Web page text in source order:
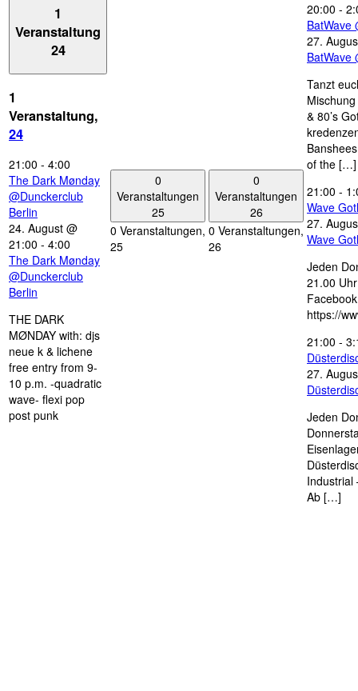
1
Veranstaltung
24
1
Veranstaltung,
24
21:00 - 4:00
The Dark Mønday
@Dunckerclub
Berlin
24. August @
21:00 - 4:00
The Dark Mønday
@Dunckerclub
Berlin
THE DARK
MØNDAY with: djs
neue k & lichene
free entry from 9-
10 p.m. -quadratic
wave- flexi pop
post punk
0
Veranstaltungen
25
0 Veranstaltungen,
25
0
Veranstaltungen
26
0 Veranstaltungen,
26
20:00 -
BatWave
27.
BatWave
Tanzt
& 80’s
of the […]
21:00 -
Wave
27.
Wave
Jeden
21.00
https://
21:00 -
27.
Jeden
Industrial
Ab […]